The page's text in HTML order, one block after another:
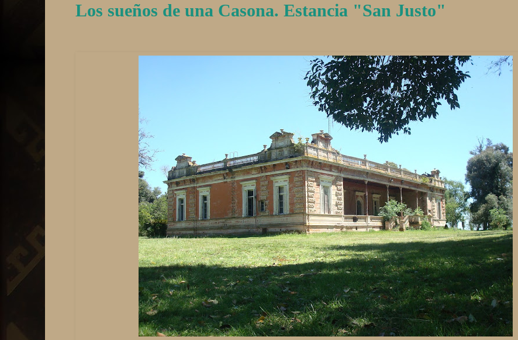
Los sueños de una Casona. Estancia "San Justo"